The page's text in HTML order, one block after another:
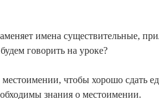
имена существительные,
говорить на уроке?
чтобы хорошо сдать
знания о местоимении.